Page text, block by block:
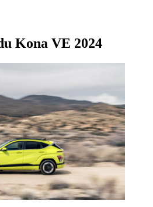
Kona VE 2024